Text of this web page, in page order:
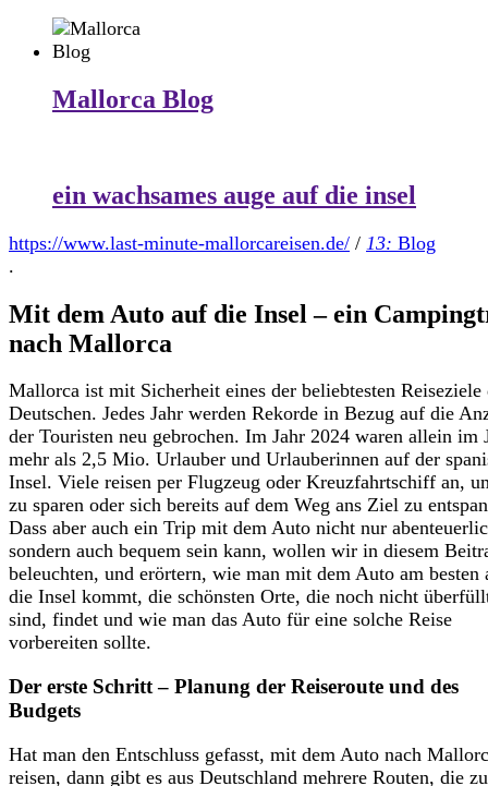
Mallorca Blog
ein wachsames auge auf die insel
https://www.last-minute-mallorcareisen.de/ / 13: Blog
.
Mit dem Auto auf die Insel – ein
nach Mallorca
Mallorca ist mit Sicherheit eines der beliebtesten Reiseziele
Deutschen. Jedes Jahr werden Rekorde in Bezug auf die
der Touristen neu gebrochen. Im Jahr 2024 waren allein im
mehr als 2,5 Mio. Urlauber und Urlauberinnen auf der
Insel. Viele reisen per Flugzeug oder Kreuzfahrtschiff an,
zu sparen oder sich bereits auf dem Weg ans Ziel zu
Dass aber auch ein Trip mit dem Auto nicht nur
sondern auch bequem sein kann, wollen wir in diesem
beleuchten, und erörtern, wie man mit dem Auto am besten
die Insel kommt, die schönsten Orte, die noch nicht
sind, findet und wie man das Auto für eine solche Reise
vorbereiten sollte.
Der erste Schritt – Planung der Reiseroute und des
Budgets
Hat man den Entschluss gefasst, mit dem Auto nach
reisen, dann gibt es aus Deutschland mehrere Routen, die